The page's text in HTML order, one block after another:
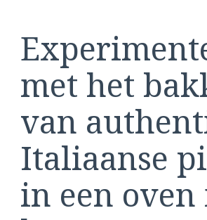
met het
van
Italiaanse
in een oven